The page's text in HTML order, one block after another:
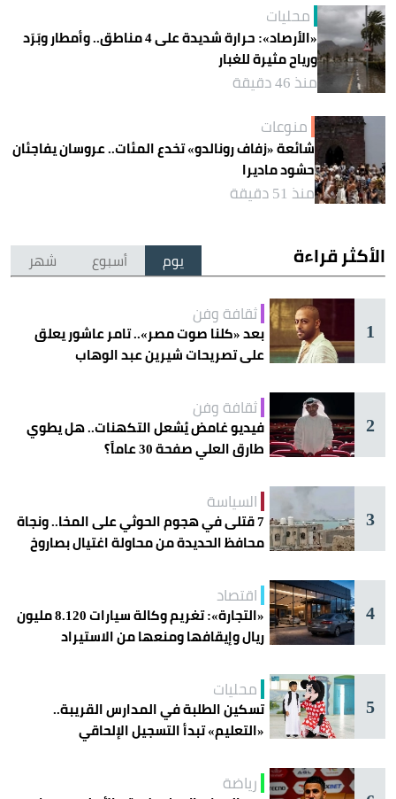
محليات
«الأرصاد»: حرارة شديدة على 4 مناطق.. وأمطار وبَرَد
ورياح مثيرة للغبار
منذ 46 دقيقة
منوعات
شائعة «زفاف رونالدو» تخدع المئات.. عروسان يفاجئان
حشود ماديرا
منذ 51 دقيقة
الأكثر قراءة يوم أسبوع شهر
1
ثقافة وفن
بعد «كلنا صوت مصر».. تامر عاشور يعلق
على تصريحات شيرين عبد الوهاب
2
ثقافة وفن
فيديو غامض يُشعل التكهنات.. هل يطوي
طارق العلي صفحة 30 عاماً؟
3
السياسة
7 قتلى في هجوم الحوثي على المخا.. ونجاة
محافظ الحديدة من محاولة اغتيال بصاروخ
4
اقتصاد
«التجارة»: تغريم وكالة سيارات 8.120 مليون
ريال وإيقافها ومنعها من الاستيراد
5
محليات
تسكين الطلبة في المدارس القريبة..
«التعليم» تبدأ التسجيل الإلحاقي
رياضة